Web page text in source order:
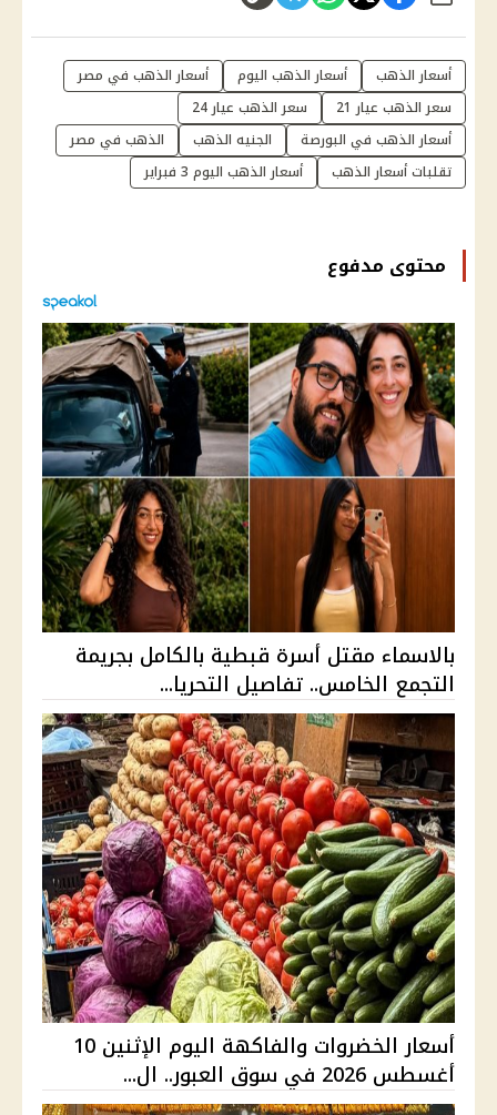
أسعار الذهب أسعار الذهب اليوم
أسعار الذهب في مصر
سعر الذهب عيار 21
سعر الذهب عيار 24
أسعار الذهب في البورصة
الجنيه الذهب
الذهب في مصر
تقلبات أسعار الذهب
أسعار الذهب اليوم 3 فبراير
محتوى مدفوع
بالاسماء مقتل أسرة قبطية بالكامل بجريمة
التجمع الخامس.. تفاصيل التحريا...
أسعار الخضروات والفاكهة اليوم الإثنين 10
أغسطس 2026 في سوق العبور.. ال...